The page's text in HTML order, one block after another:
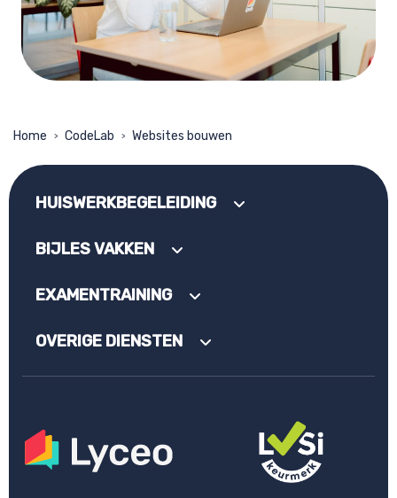
Home > CodeLab > Websites bouwen
HUISWERKBEGELEIDING
BIJLES VAKKEN
EXAMENTRAINING
OVERIGE DIENSTEN